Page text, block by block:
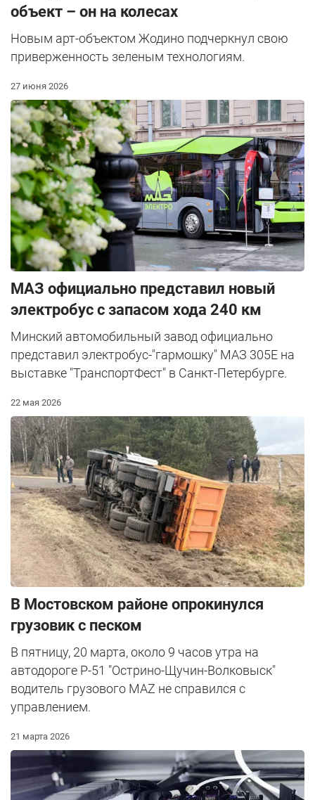
объект – он на колесах
Новым арт-объектом Жодино подчеркнул свою
приверженность зеленым технологиям.
27 июня 2026
МАЗ официально представил новый
электробус c запасом хода 240 км
Минский автомобильный завод официально
представил электробус-"гармошку" МАЗ 305Е на
выставке "ТранспортФест" в Санкт-Петербурге.
22 мая 2026
В Мостовском районе опрокинулся
грузовик с песком
В пятницу, 20 марта, около 9 часов утра на
автодороге Р-51 "Острино-Щучин-Волковыск"
водитель грузового MAZ не справился с
управлением.
21 марта 2026